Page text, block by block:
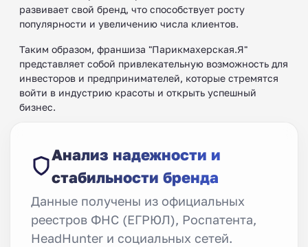
развивает свой бренд, что способствует росту
популярности и увеличению числа клиентов.
Таким образом, франшиза "Парикмахерская.Я"
представляет собой привлекательную возможность для
инвесторов и предпринимателей, которые стремятся
войти в индустрию красоты и открыть успешный
бизнес.
Анализ надежности и
стабильности бренда
Данные получены из официальных
реестров ФНС (ЕГРЮЛ), Роспатента,
HeadHunter и социальных сетей.